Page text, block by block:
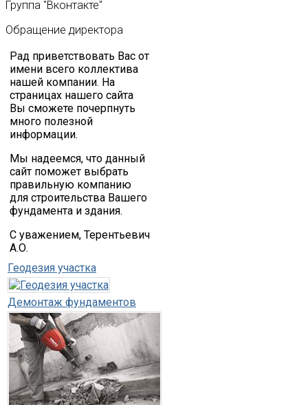
Группа "Вконтакте"
Обращение директора
Рад приветствовать Вас от
имени всего коллектива
нашей компании. На
страницах нашего сайта
Вы сможете почерпнуть
много полезной
информации.
Мы надеемся, что данный
сайт поможет выбрать
правильную компанию
для строительства Вашего
фундамента и здания.
С уважением, Терентьевич
А.О.
Геодезия участка
Демонтаж фундаментов